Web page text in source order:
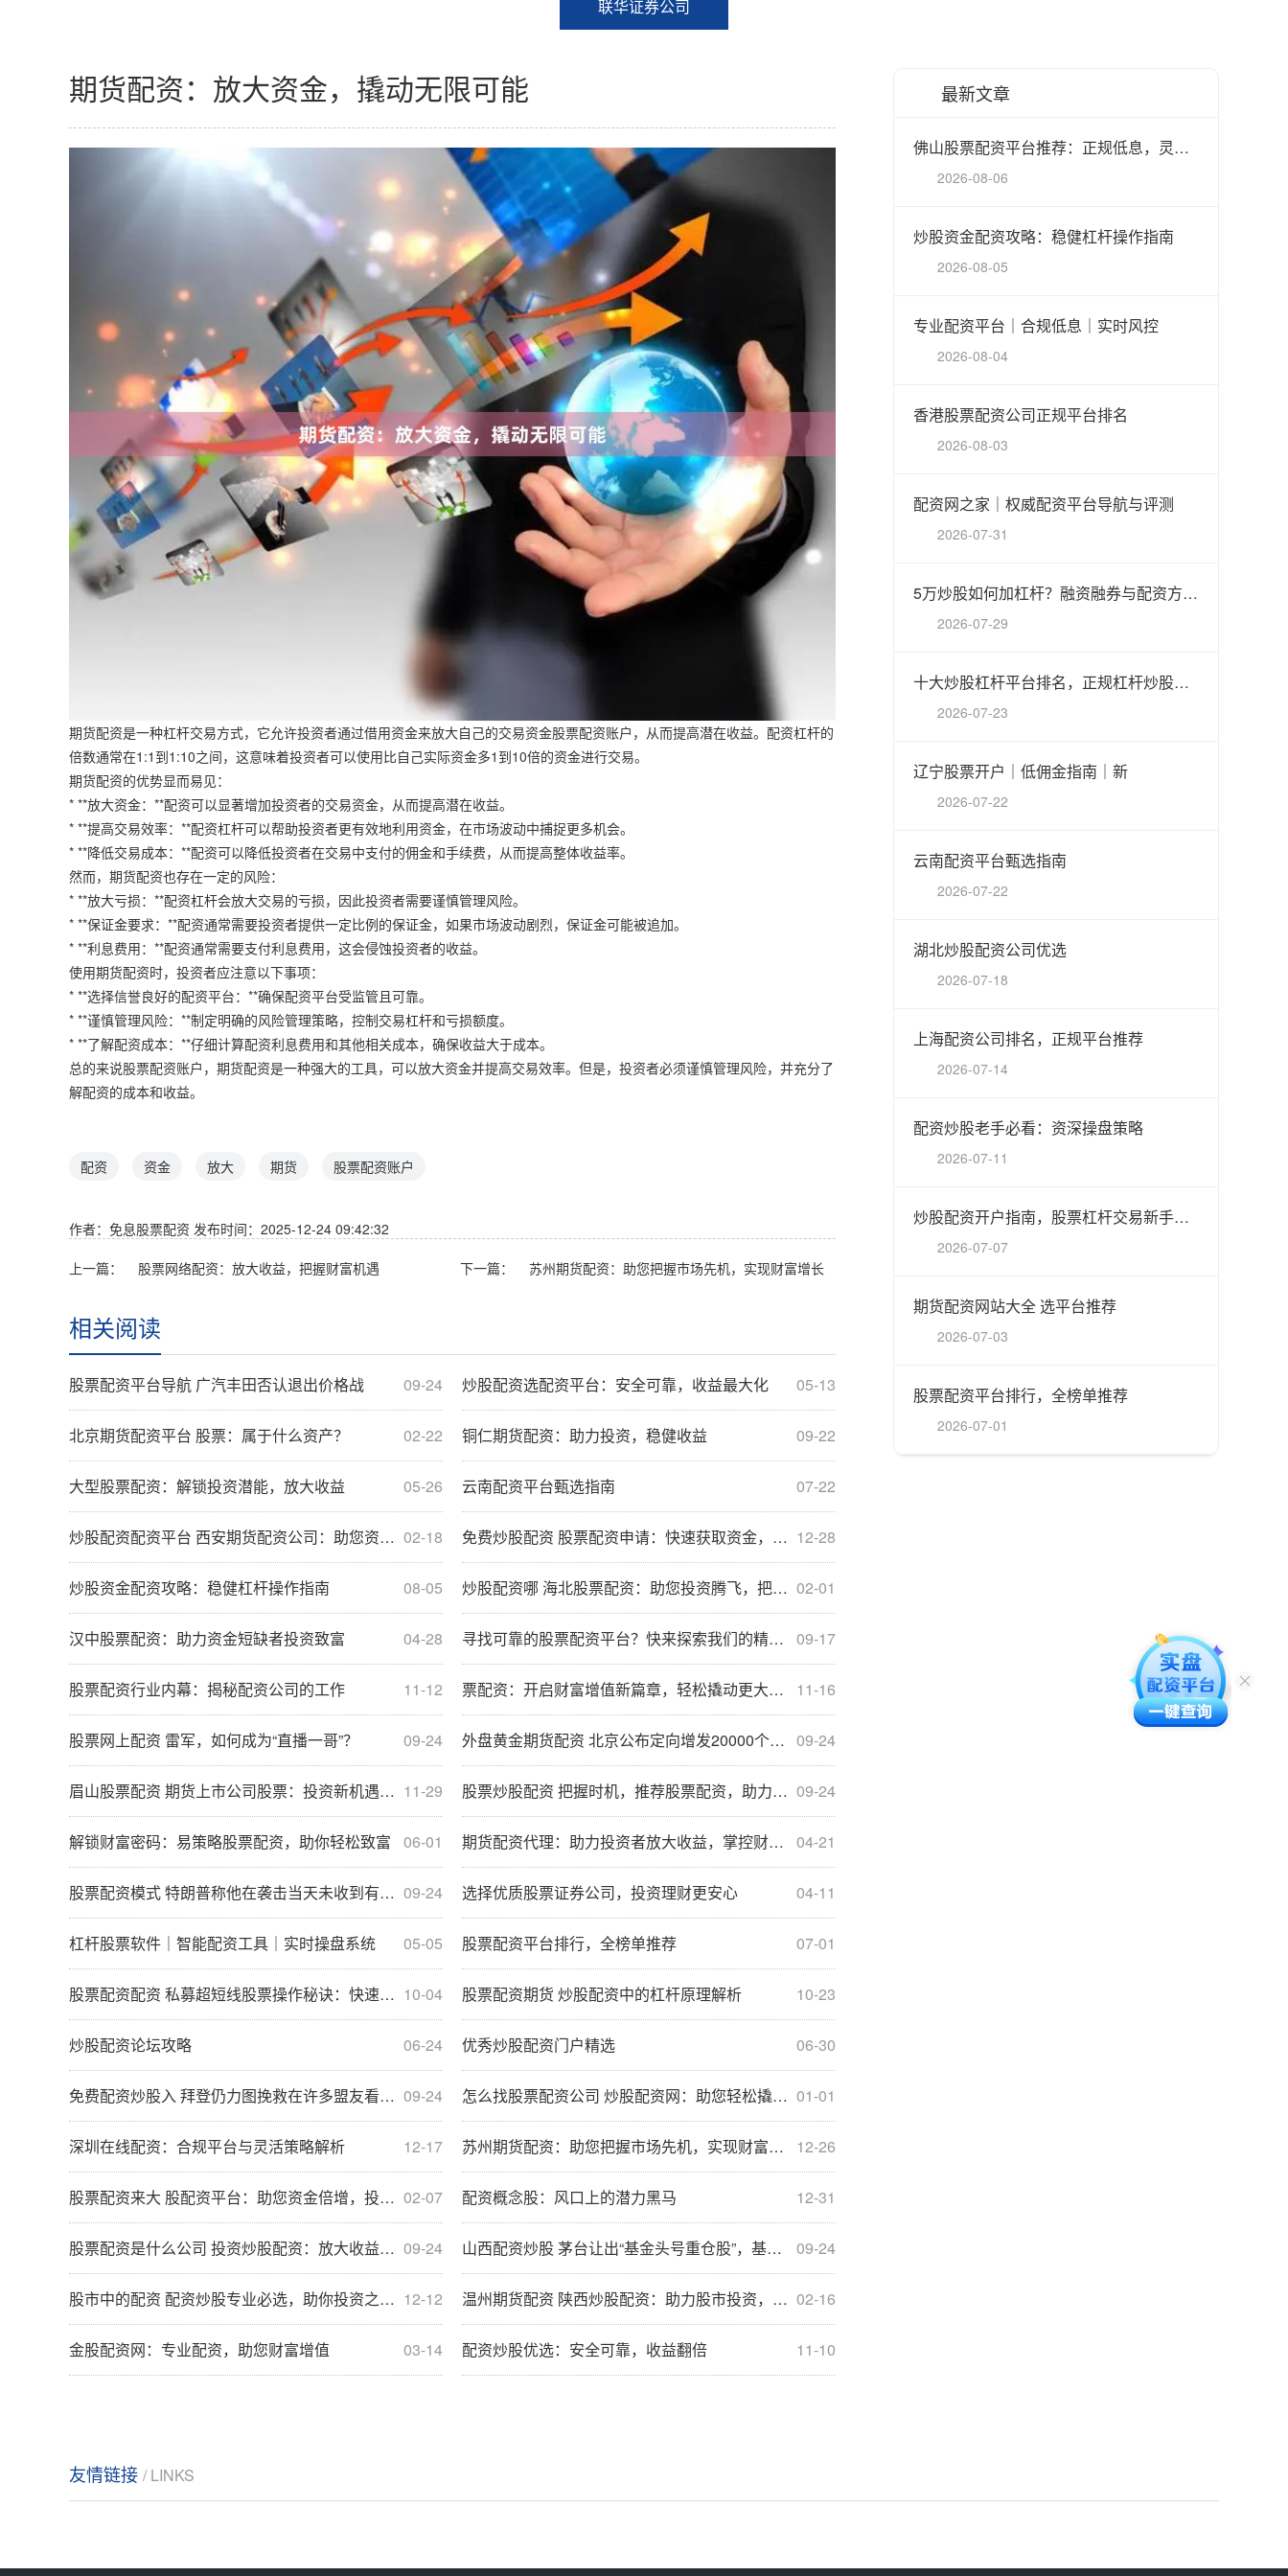
联华证券公司
期货配资：放大资金，撬动无限可能
期货配资是一种杠杆交易方式，它允许投资者通过借用资金来放大自己的交易资金股票配资账户，从而提高潜在收益。配资杠杆的
倍数通常在1:1到1:10之间，这意味着投资者可以使用比自己实际资金多1到10倍的资金进行交易。
期货配资的优势显而易见：
* **放大资金：**配资可以显著增加投资者的交易资金，从而提高潜在收益。
* **提高交易效率：**配资杠杆可以帮助投资者更有效地利用资金，在市场波动中捕捉更多机会。
* **降低交易成本：**配资可以降低投资者在交易中支付的佣金和手续费，从而提高整体收益率。
然而，期货配资也存在一定的风险：
* **放大亏损：**配资杠杆会放大交易的亏损，因此投资者需要谨慎管理风险。
* **保证金要求：**配资通常需要投资者提供一定比例的保证金，如果市场波动剧烈，保证金可能被追加。
* **利息费用：**配资通常需要支付利息费用，这会侵蚀投资者的收益。
使用期货配资时，投资者应注意以下事项：
* **选择信誉良好的配资平台：**确保配资平台受监管且可靠。
* **谨慎管理风险：**制定明确的风险管理策略，控制交易杠杆和亏损额度。
* **了解配资成本：**仔细计算配资利息费用和其他相关成本，确保收益大于成本。
总的来说股票配资账户，期货配资是一种强大的工具，可以放大资金并提高交易效率。但是，投资者必须谨慎管理风险，并充分了
解配资的成本和收益。
配资 资金 放大 期货 股票配资账户
作者：免息股票配资 发布时间：2025-12-24 09:42:32
上一篇： 股票网络配资：放大收益，把握财富机遇 下一篇： 苏州期货配资：助您把握市场先机，实现财富增长
相关阅读
09-24
股票配资平台导航 广汽丰田否认退出价格战 05-13
炒股配资选配资平台：安全可靠，收益最大化
02-22
北京期货配资平台 股票：属于什么资产？ 09-22
铜仁期货配资：助力投资，稳健收益
05-26
大型股票配资：解锁投资潜能，放大收益 07-22
云南配资平台甄选指南
02-18
炒股配资配资平台 西安期货配资公司：助您资金杠杆，撬动财富未来 12-28
免费炒股配资 股票配资申请：快速获取资金，助力投资
08-05
炒股资金配资攻略：稳健杠杆操作指南 02-01
炒股配资哪 海北股票配资：助您投资腾飞，把握财富机遇
04-28
汉中股票配资：助力资金短缺者投资致富 09-17
寻找可靠的股票配资平台？快来探索我们的精选列表！
11-12
股票配资行业内幕：揭秘配资公司的工作 11-16
票配资：开启财富增值新篇章，轻松撬动更大收益
09-24
股票网上配资 雷军，如何成为“直播一哥”？ 09-24
外盘黄金期货配资 北京公布定向增发20000个家庭新能源小客车入围名单 最低入围家庭总积分为54分
11-29
眉山股票配资 期货上市公司股票：投资新机遇，把握市场脉搏 09-24
股票炒股配资 把握时机，推荐股票配资，助力财富倍增
06-01
解锁财富密码：易策略股票配资，助你轻松致富 04-21
期货配资代理：助力投资者放大收益，掌控财富未来
09-24
股票配资模式 特朗普称他在袭击当天未收到有关枪手的警示 04-11
选择优质股票证券公司，投资理财更安心
05-05
杠杆股票软件｜智能配资工具｜实时操盘系统 07-01
股票配资平台排行，全榜单推荐
10-04
股票配资配资 私募超短线股票操作秘诀：快速获利指南 10-23
股票配资期货 炒股配资中的杠杆原理解析
06-24
炒股配资论坛攻略 06-30
优秀炒股配资门户精选
09-24
免费配资炒股入 拜登仍力图挽救在许多盟友看来已走入死胡同的竞选之路 01-01
怎么找股票配资公司 炒股配资网：助您轻松撬动资本杠杆
12-17
深圳在线配资：合规平台与灵活策略解析 12-26
苏州期货配资：助您把握市场先机，实现财富增长
02-07
股票配资来大 股配资平台：助您资金倍增，投资更轻松 12-31
配资概念股：风口上的潜力黑马
09-24
股票配资是什么公司 投资炒股配资：放大收益，谨慎入场 09-24
山西配资炒股 茅台让出“基金头号重仓股”，基金经理细述减持原因
12-12
股市中的配资 配资炒股专业必选，助你投资之路更稳健 02-16
温州期货配资 陕西炒股配资：助力股市投资，实现财富增值
03-14
金股配资网：专业配资，助您财富增值 11-10
配资炒股优选：安全可靠，收益翻倍
最新文章
佛山股票配资平台推荐：正规低息，灵活杠杆
2026-08-06
炒股资金配资攻略：稳健杠杆操作指南
2026-08-05
专业配资平台｜合规低息｜实时风控
2026-08-04
香港股票配资公司正规平台排名
2026-08-03
配资网之家｜权威配资平台导航与评测
2026-07-31
5万炒股如何加杠杆？融资融券与配资方法详解
2026-07-29
十大炒股杠杆平台排名，正规杠杆炒股公司推荐
2026-07-23
辽宁股票开户｜低佣金指南｜新
2026-07-22
云南配资平台甄选指南
2026-07-22
湖北炒股配资公司优选
2026-07-18
上海配资公司排名，正规平台推荐
2026-07-14
配资炒股老手必看：资深操盘策略
2026-07-11
炒股配资开户指南，股票杠杆交易新手指南
2026-07-07
期货配资网站大全 选平台推荐
2026-07-03
股票配资平台排行，全榜单推荐
2026-07-01
友情链接 / LINKS